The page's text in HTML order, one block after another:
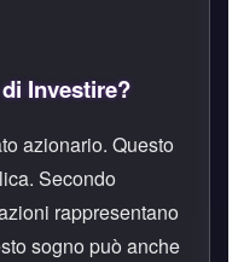
Investire?
azionario. Questo
Secondo
rappresentano
sogno può anche